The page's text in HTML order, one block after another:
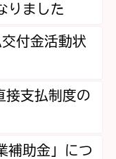
りました
付金活動状
接支払制度の
補助金」につ